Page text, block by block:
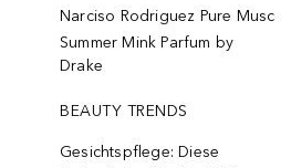
Narciso Rodriguez Pure Musc
Summer Mink Parfum by
Drake
BEAUTY TRENDS
Gesichtspflege: Diese